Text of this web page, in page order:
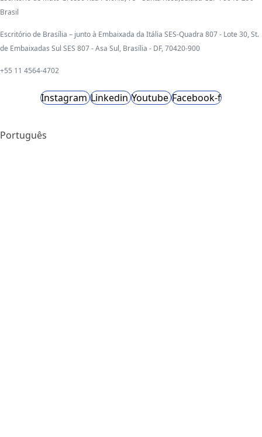
Brasil
Escritório de Brasília – junto à Embaixada da Itália SES-Quadra 807 - Lote 30, St.
de Embaixadas Sul SES 807 - Asa Sul, Brasília - DF, 70420-900
+55 11 4564-4702
Instagram Linkedin Youtube Facebook-f
Português